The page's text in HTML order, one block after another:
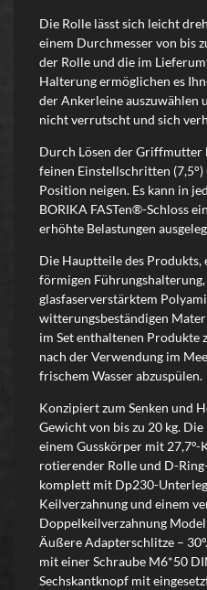
Die Rolle lässt sich leicht
einem Durchmesser von bis
der Rolle und die im
Halterung ermöglichen es
der Ankerleine auszuwählen
nicht verrutscht und sich
Durch Lösen der Griffmutter
feinen Einstellschritten (7,5°)
Position neigen. Es kann in
BORIKA FASTen®-Schloss
erhöhte Belastungen
Die Hauptteile des
förmigen Führungshalterung,
glasfaserverstärktem
witterungsbeständigen
im Set enthaltenen Produkte
nach der Verwendung im
frischem Wasser abzuspülen.
Konzipiert zum Senken und
Gewicht von bis zu 20 kg.
einem Gusskörper mit
rotierender Rolle und D-
komplett mit Dp230-
Keilverzahnung und einem
Doppelkeilverzahnung
Äußere Adapterschlitze –
mit einer Schraube M6*50
Sechskantknopf mit